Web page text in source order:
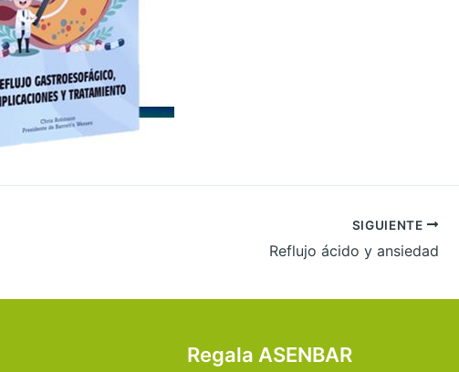
SIGUIENTE
Reflujo ácido y ansiedad
Regala ASENBAR